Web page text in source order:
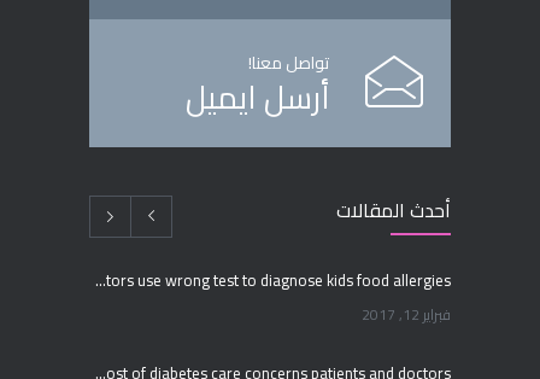
تواصل معنا!
أرسل ايميل
أحدث المقالات
Many doctors use wrong test to diagnose kids food allergies
فبراير 12, 2017
Rising cost of diabetes care concerns patients and doctors